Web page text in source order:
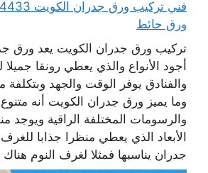
ورق حائط
تركيب ورق جدران الكويت يعد ورق
أجود الأنواع والذي يعطي رونقا جميلا
والفنادق يوفر الوقت والجهد وبتكلفة
وما يميز ورق جدران الكويت أنه متنوع
والرسومات المختلفة الراقية ويوجد
الأبعاد الذي يعطي منظرا جذابا
جدران يناسبها فمثلا لغرف النوم